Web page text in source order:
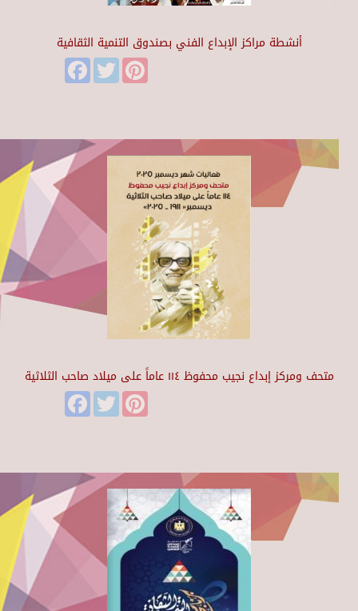
أنشطة مراكز الإبداع الفني بصندوق التنمية الثقافية
FacebookTwitter
متحف ومركز إبداع نجيب محفوظ ١١٤ عاماً على ميلاد صاحب الثلاثية
FacebookTwitter